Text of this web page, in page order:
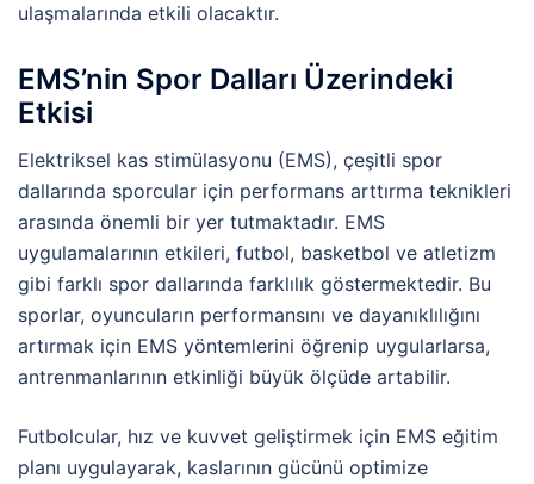
ulaşmalarında etkili olacaktır.
EMS’nin Spor Dalları Üzerindeki
Etkisi
Elektriksel kas stimülasyonu (EMS), çeşitli spor
dallarında sporcular için performans arttırma teknikleri
arasında önemli bir yer tutmaktadır. EMS
uygulamalarının etkileri, futbol, basketbol ve atletizm
gibi farklı spor dallarında farklılık göstermektedir. Bu
sporlar, oyuncuların performansını ve dayanıklılığını
artırmak için EMS yöntemlerini öğrenip uygularlarsa,
antrenmanlarının etkinliği büyük ölçüde artabilir.
Futbolcular, hız ve kuvvet geliştirmek için EMS eğitim
planı uygulayarak, kaslarının gücünü optimize